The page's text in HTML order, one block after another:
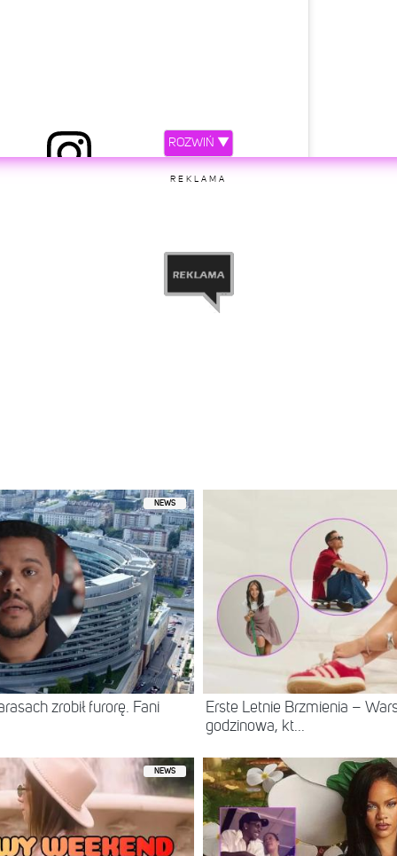
przez @sylwia_grzeszczak_official
ROZWIŃ ▼
REKLAMA
NEWS
zrobił furorę. Fani
Erste Letnie Brzmienia –
godzinowa, kt...
NEWS